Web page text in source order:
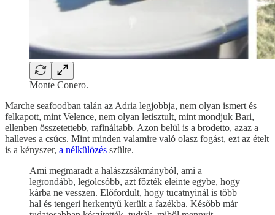
Monte Conero.
Marche seafoodban talán az Adria legjobbja, nem olyan ismert és
felkapott, mint Velence, nem olyan letisztult, mint mondjuk Bari,
ellenben összetettebb, rafináltabb. Azon belül is a brodetto, azaz a
halleves a csúcs. Mint minden valamire való olasz fogást, ezt az ételt
is a kényszer, a nélkülözés szülte.
Ami megmaradt a halászzsákmányból, ami a
legrondább, legolcsóbb, azt főzték eleinte egybe, hogy
kárba ne vesszen. Előfordult, hogy tucatnyinál is több
hal és tengeri herkentyű került a fazékba. Később már